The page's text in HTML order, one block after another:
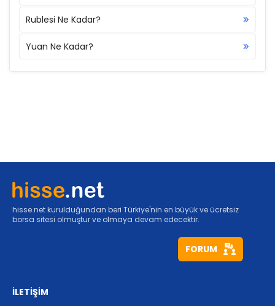
Rublesi Ne Kadar?
Yuan Ne Kadar?
hisse.net kurulduğundan beri Türkiye'nin en büyük ve ücretsiz
borsa sitesi olmuştur ve olmaya devam edecektir.
FORUM
İLETİŞİM